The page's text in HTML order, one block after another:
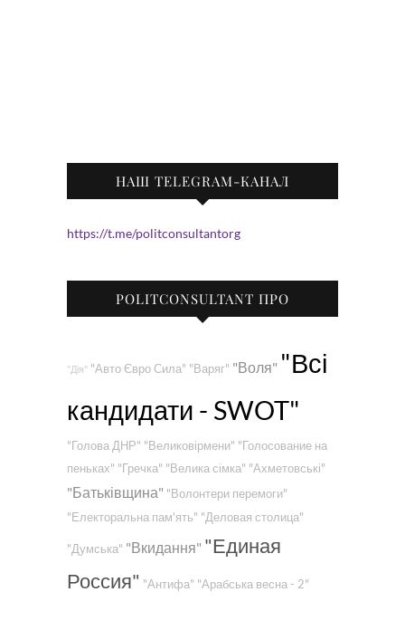
НАШ TELEGRAM-КАНАЛ
https://t.me/politconsultantorg
POLITCONSULTANT ПРО
"Дія" "Авто Євро Сила" "Варяг" "Воля" "Всі
кандидати - SWOT"
"Голова ДНР" "Великовірмени" "Голосование на
пеньках" "Гречка" "Велика сімка" "Ахметовські"
"Батьківщина" "Волонтери перемоги"
"Електоральна пам'ять" "Деловая столица"
"Думська" "Вкидання" "Единая
Россия" "Антифа" "Арабська весна - 2"